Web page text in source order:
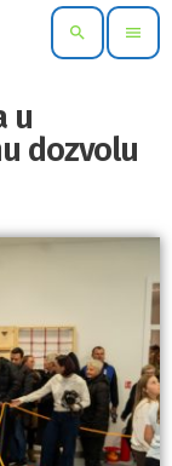
search menu
u
dozvolu